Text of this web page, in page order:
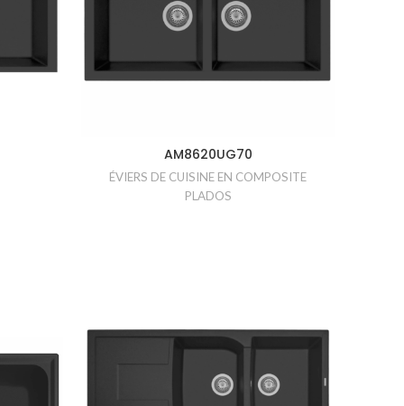
AM8620UG70
ÉVIERS DE CUISINE EN COMPOSITE
PLADOS